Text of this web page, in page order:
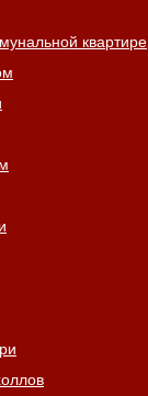
квартире